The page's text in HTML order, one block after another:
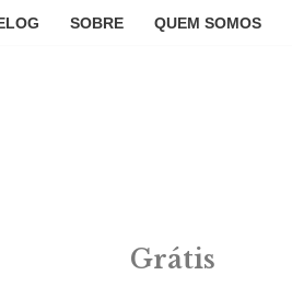
SOBRE QUEM SOMOS
Grátis